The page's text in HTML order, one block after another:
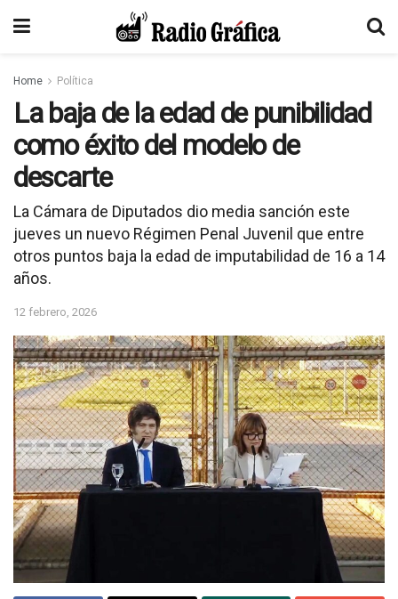
Home Política
La baja de la edad de punibilidad
como éxito del modelo de
descarte
La Cámara de Diputados dio media sanción este
jueves un nuevo Régimen Penal Juvenil que entre
otros puntos baja la edad de imputabilidad de 16 a 14
años.
12 febrero, 2026